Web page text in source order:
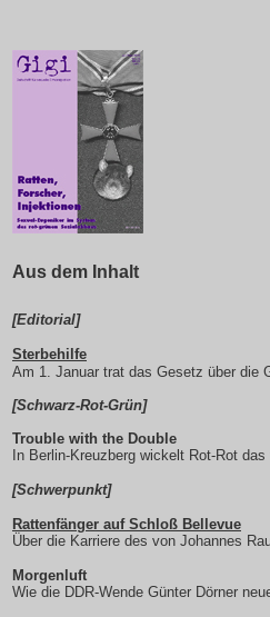
Aus dem Inhalt
[Editorial]
Sterbehilfe
Am 1. Januar trat das Gesetz über die
[Schwarz-Rot-Grün]
Trouble with the Double
In Berlin-Kreuzberg wickelt Rot-Rot
[Schwerpunkt]
Rattenfänger auf Schloß Bellevue
Über die Karriere des von Johannes
Morgenluft
Wie die DDR-Wende Günter Dörner